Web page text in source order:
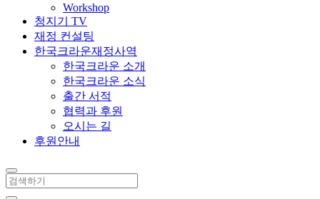
Workshop
청지기 TV
재정 컨설팅
한국크라운재정사역
한국크라운 소개
한국크라운 소식
출간 서적
협력과 후원
오시는 길
후원안내